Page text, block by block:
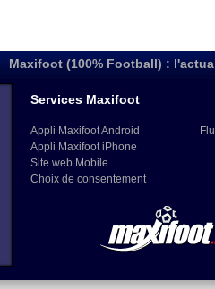
Maxifoot (100% Football) :
Services Maxifoot
Appli Maxifoot Android
Appli Maxifoot iPhone
Site web Mobile
Choix de consentement